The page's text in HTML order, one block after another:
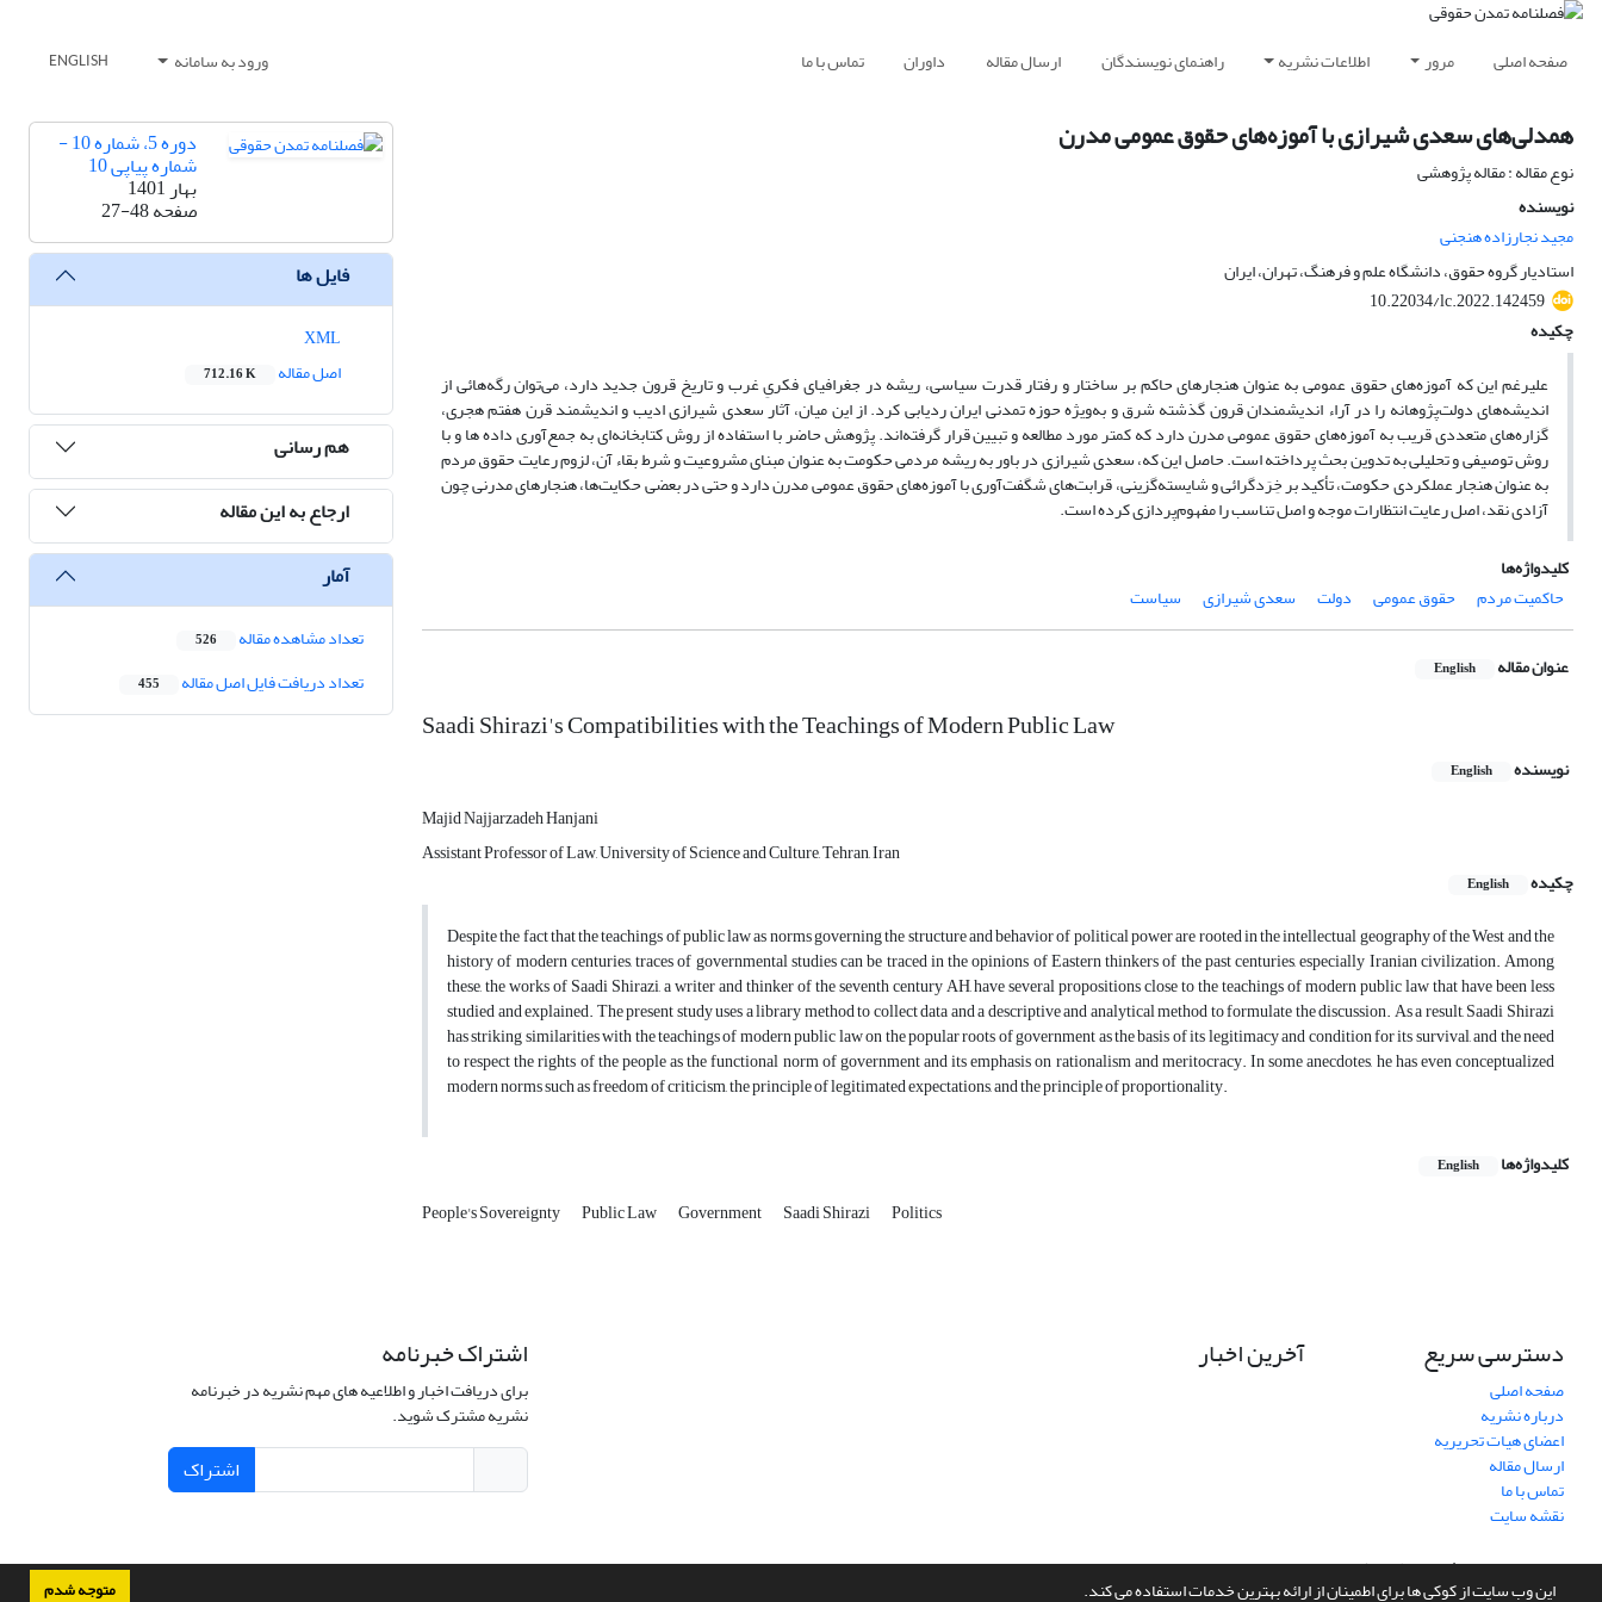
این وب سایت از کوکی ها برای اطمینان از ارائه بهترین خدمات استفاده می کند. متوجه شدم
صفحه اصلی مرور اطلاعات نشریه راهنمای نویسندگان ارسال مقاله داوران تماس با ما ورود به سامانه ENGLISH
همدلی‌های سعدی شیرازی با آموزه‌های حقوق عمومی مدرن
نوع مقاله : مقاله پژوهشی
نویسنده
مجید نجارزاده هنجنی
استادیار گروه حقوق، دانشگاه علم و فرهنگ، تهران، ایران
10.22034/lc.2022.142459
چکیده
علیرغم این که آموزه‌های حقوق عمومی به عنوان هنجارهای حاکم بر ساختار و رفتار قدرت سیاسی، ریشه در جغرافیای فکریِ غرب و تاریخ قرون جدید دارد، می‌توان رگه‌هائی از
اندیشه‌های دولت‌پژوهانه را در آراء اندیشمندان قرون گذشته شرق و به‌ویژه حوزه تمدنی ایران ردیابی کرد. از این میان، آثار سعدی شیرازی ادیب و اندیشمند قرن هفتم هجری،
گزاره‌های متعددی قریب به آموزه‌های حقوق عمومی مدرن دارد که کمتر مورد مطالعه و تبیین قرار گرفته‌اند. پژوهش حاضر با استفاده از روش کتابخانه‌ای به جمع‌آوری داده ‎ها و با
روش توصیفی و تحلیلی به تدوین بحث پرداخته است. حاصل این که، سعدی شیرازی در باور به ریشه مردمی حکومت به عنوان مبنای مشروعیت و شرط بقاء آن، لزوم رعایت حقوق مردم
به عنوان هنجار عملکردی حکومت، تأکید بر خِرَدگرائی و شایسته‌گزینی، قرابت‌های شگفت‌آوری با آموزه‌های حقوق عمومی مدرن دارد و حتی در بعضی حکایت‌ها، هنجارهای مدرنی چون
آزادی نقد، اصل رعایت انتظارات موجه و اصل تناسب را مفهوم‌پردازی کرده است.
کلیدواژه‌ها
حاکمیت مردم
حقوق عمومی دولت سعدی شیرازی سیاست
عنوان مقاله English
Saadi Shirazi's Compatibilities with the Teachings of Modern Public Law
نویسنده English
Majid Najjarzadeh Hanjani
Assistant Professor of Law, University of Science and Culture, Tehran, Iran
چکیده
English
Despite the fact that the teachings of public law as norms governing the structure and behavior of political power are rooted in the intellectual geography of the West and the
history of modern centuries, traces of governmental studies can be traced in the opinions of Eastern thinkers of the past centuries, especially Iranian civilization. Among
these, the works of Saadi Shirazi, a writer and thinker of the seventh century AH, have several propositions close to the teachings of modern public law that have been less
studied and explained. The present study uses a library method to collect data and a descriptive and analytical method to formulate the discussion. As a result, Saadi Shirazi
has striking similarities with the teachings of modern public law on the popular roots of government as the basis of its legitimacy and condition for its survival, and the need
to respect the rights of the people as the functional norm of government and its emphasis on rationalism and meritocracy. In some anecdotes, he has even conceptualized
modern norms such as freedom of criticism, the principle of legitimated expectations, and the principle of proportionality.
کلیدواژه‌ها English
People's Sovereignty Public Law Government Saadi Shirazi Politics
دوره 5، شماره 10 -
شماره پیاپی 10
بهار 1401
صفحه27-48
فایل ها
اصل مقاله
712.16 K
هم رسانی
ارجاع به این مقاله
آمار
تعداد مشاهده مقاله 526
تعداد دریافت فایل اصل مقاله 455
دسترسی سریع
صفحه اصلی
درباره نشریه
اعضای هیات تحریریه
ارسال مقاله
تماس با ما
نقشه سایت
آخرین اخبار اشتراک خبرنامه
برای دریافت اخبار و اطلاعیه های مهم نشریه در خبرنامه
نشریه مشترک شوید.
اشتراک
سامانه مدیریت نشریات علمی.طراحی و پیاده سازی ازسیناوب